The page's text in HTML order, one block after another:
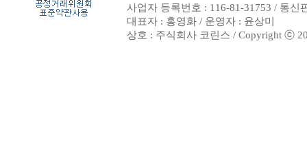
사업자 등록번호 : 116-81-31753 / 통신
대표자 : 홍영화 / 운영자 : 윤상미
상호 : 주식회사 코린스 / Copyright ⓒ